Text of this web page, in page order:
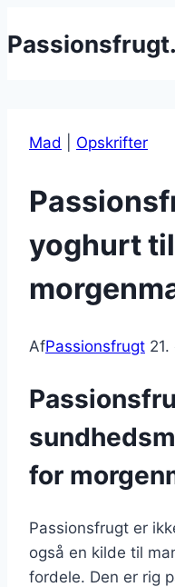
til
Mad Opskrifter
yoghurt
AfPassionsfrugt
for
Passionsfrugt er
også en kilde til
fordele. Den er rig